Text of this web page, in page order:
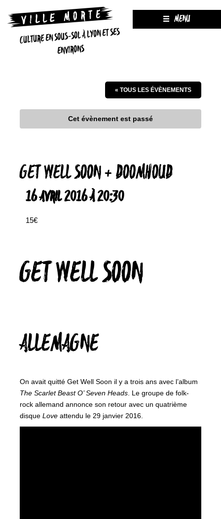
CULTURE EN SOUS-SOL À LYON ET SES
ENVIRONS
MENU
« TOUS LES ÉVÈNEMENTS
Cet évènement est passé
GET WELL SOON + DOOMHOUD
16 AVRIL 2016 À 20:30
15€
GET WELL SOON
ALLEMAGNE
On avait quitté Get Well Soon il y a trois ans avec l’album
The Scarlet Beast O’ Seven Heads . Le groupe de folk-
rock allemand annonce son retour avec un quatrième
disque Love attendu le 29 janvier 2016.